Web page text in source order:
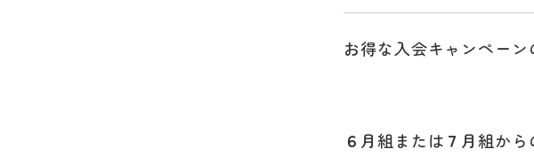
お得な入会キャンペー
６ 月組または ７ 月組から